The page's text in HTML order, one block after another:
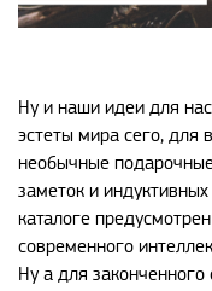
Ну и наши идеи для
эстеты мира сего, для
необычные
заметок и
каталоге
современного
Ну а для